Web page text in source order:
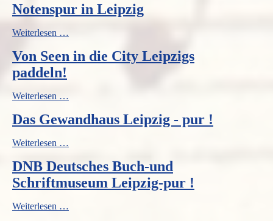
!
Bartholdy
in
pur
Notenspur in Leipzig
Weiterlesen …
Leipzig
Von Seen in die City Leipzigs
paddeln!
Weiterlesen …
in
die
Leipzigs
paddeln!
Das Gewandhaus Leipzig - pur !
Weiterlesen …
Leipzig
-
pur
DNB Deutsches Buch-und
Schriftmuseum Leipzig-pur !
Weiterlesen …